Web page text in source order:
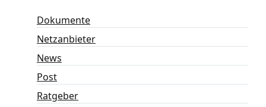
Dokumente
Netzanbieter
News
Post
Ratgeber